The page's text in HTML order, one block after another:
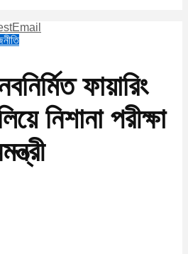
Email
ফায়ারিং
নিশানা পরীক্ষা